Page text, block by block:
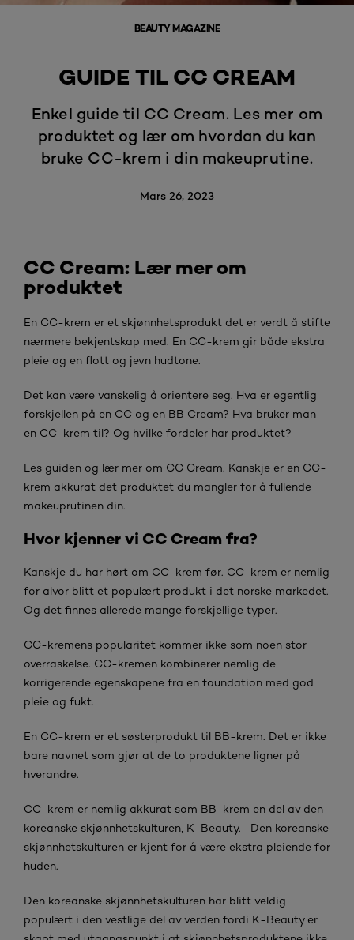
BEAUTY MAGAZINE
GUIDE TIL CC CREAM
Enkel guide til CC Cream. Les mer om
produktet og lær om hvordan du kan
bruke CC-krem i din makeuprutine.
Mars 26, 2023
CC Cream: Lær mer om
produktet
En CC-krem er et skjønnhetsprodukt det er verdt å stifte
nærmere bekjentskap med. En CC-krem gir både ekstra
pleie og en flott og jevn hudtone.
Det kan være vanskelig å orientere seg. Hva er egentlig
forskjellen på en CC og en BB Cream? Hva bruker man
en CC-krem til? Og hvilke fordeler har produktet?
Les guiden og lær mer om CC Cream. Kanskje er en CC-
krem akkurat det produktet du mangler for å fullende
makeuprutinen din.
Hvor kjenner vi CC Cream fra?
Kanskje du har hørt om CC-krem før. CC-krem er nemlig
for alvor blitt et populært produkt i det norske markedet.
Og det finnes allerede mange forskjellige typer.
CC-kremens popularitet kommer ikke som noen stor
overraskelse. CC-kremen kombinerer nemlig de
korrigerende egenskapene fra en foundation med god
pleie og fukt.
En CC-krem er et søsterprodukt til BB-krem. Det er ikke
bare navnet som gjør at de to produktene ligner på
hverandre.
CC-krem er nemlig akkurat som BB-krem en del av den
koreanske skjønnhetskulturen, K-Beauty. Den koreanske
skjønnhetskulturen er kjent for å være ekstra pleiende for
huden.
Den koreanske skjønnhetskulturen har blitt veldig
populært i den vestlige del av verden fordi K-Beauty er